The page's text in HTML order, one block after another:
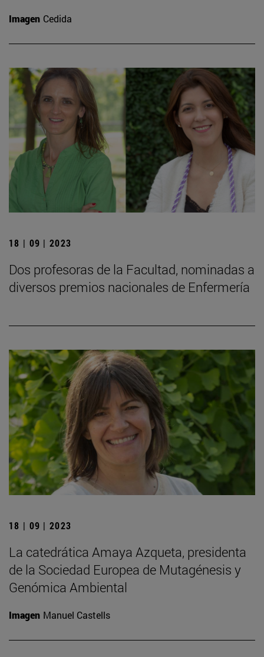
Imagen Cedida
18 | 09 | 2023
Dos profesoras de la Facultad, nominadas a
diversos premios nacionales de Enfermería
18 | 09 | 2023
La catedrática Amaya Azqueta, presidenta
de la Sociedad Europea de Mutagénesis y
Genómica Ambiental
Imagen Manuel Castells